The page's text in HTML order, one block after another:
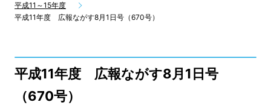
平成11～15年度
平成11年度 広報ながす8月1日号（670号）
平成11年度 広報ながす8月1日号
（670号）